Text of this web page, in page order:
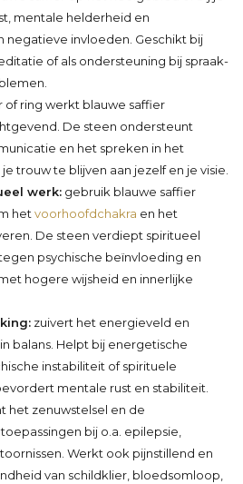
mentale helderheid en
negatieve invloeden. Geschikt bij
of als ondersteuning bij spraak-
of ring werkt blauwe saffier
De steen ondersteunt
en het spreken in het
trouw te blijven aan jezelf en je visie.
werk: gebruik blauwe saffier
het voorhoofdchakra en het
De steen verdiept spiritueel
psychische beïnvloeding en
hogere wijsheid en innerlijke
zuivert het energieveld en
balans. Helpt bij energetische
instabiliteit of spirituele
mentale rust en stabiliteit.
het zenuwstelsel en de
bij o.a. epilepsie,
Werkt ook pijnstillend en
van schildklier, bloedsomloop,